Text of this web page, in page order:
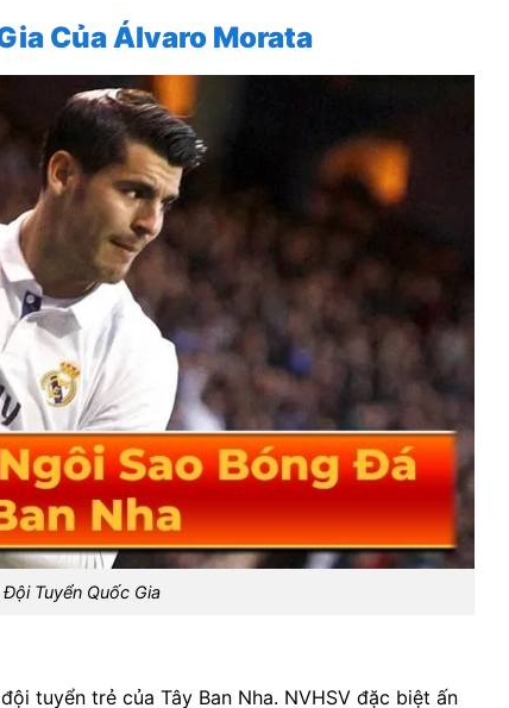
Của Álvaro Morata
Tuyển Quốc Gia
tuyển trẻ của Tây Ban Nha. NVHSV đặc biệt ấn